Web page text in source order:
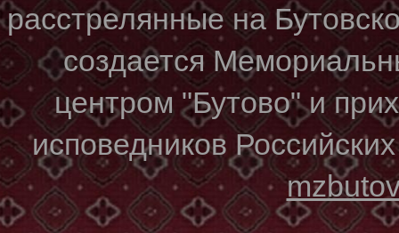
расстрелянные на
создается
центром "Бутово" и
исповедников